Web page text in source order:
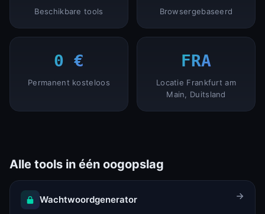
Beschikbare tools Browsergebaseerd
0 €
Permanent kosteloos
FRA
Locatie Frankfurt am
Main, Duitsland
Alle tools in één oogopslag
Wachtwoordgenerator